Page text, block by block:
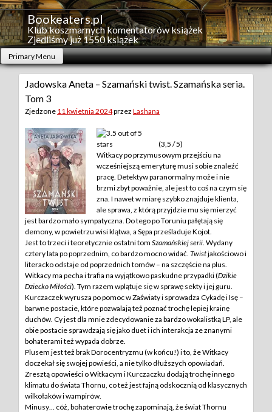
Skip
to
content
Bookeaters.pl
Klub koszmarnych komentatorów książek
Zjedliśmy już 1550 książek
Primary Menu
Jadowska Aneta – Szamański twist. Szamańska seria.
Tom 3
Zjedzone 11 kwietnia 2024przez Lashana
(3,5 / 5)
Witkacy po przymusowym przejściu na
wcześniejszą emeryturę musi sobie znaleźć
pracę. Detektyw paranormalny może i nie
brzmi zbyt poważnie, ale jest to coś na czym się
zna. I nawet w miarę szybko znajduje klienta,
ale sprawa, z którą przyjdzie mu się mierzyć
jest bardzo mało sympatyczna. Do tego po Toruniu pałętają się
demony, w powietrzu wisi klątwa, a Sępa prześladuje Kojot.
Jest to trzeci i teoretycznie ostatni tom Szamańskiej serii . Wydany
cztery lata po poprzednim, co bardzo mocno widać. Twistjakościowo i
literacko odstaje od poprzednich tomów – na szczęście na plus.
Witkacy ma pecha i trafia na wyjątkowo paskudne przypadki (Dzikie
Dziecko Miłości). Tym razem wplątuje się w sprawę sekty i jej guru.
Kurczaczek wyrusza po pomoc w Zaświaty i sprowadza Cykadę i Isę –
barwne postacie, które pozwalają też poznać trochę lepiej krainę
duchów. Cy jest dla mnie zdecydowanie za bardzo wokalistką LP, ale
obie postacie sprawdzają się jako duet i ich interakcja ze znanymi
bohaterami też wypada dobrze.
Plusem jest też brak Dorocentryzmu (w końcu!) i to, że Witkacy
doczekał się swojej powieści, a nie tylko dłuższych opowiadań.
Zresztą opowieści o Witkacym i Kurczaczku dodają trochę innego
klimatu do świata Thornu, co też jest fajną odskocznią od klasycznych
wilkołaków i wampirów.
Minusy… cóż, bohaterowie trochę zapominają, że świat Thornu